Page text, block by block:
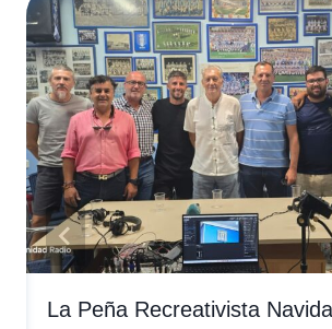
La Peña Recreativista